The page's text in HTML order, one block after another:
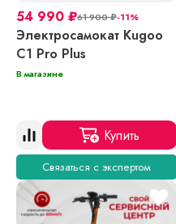
54 990 ₽61 900₽-11%
Электросамокат Kugoo
C1 Pro Plus
В магазине
Купить
Связаться с экспертом